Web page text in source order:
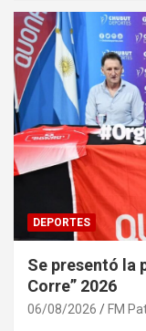
DEPORTES
Se presentó la
Corre” 2026
06/08/2026 FM